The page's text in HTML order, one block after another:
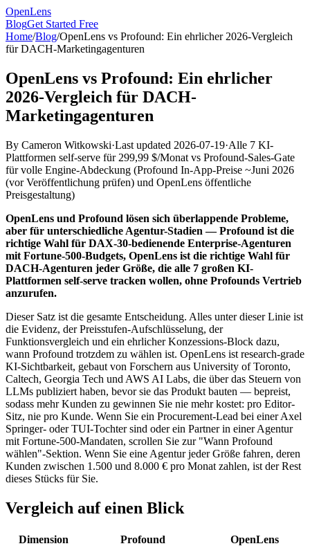
OpenLens
BlogGet Started Free
Home/Blog/OpenLens vs Profound: Ein ehrlicher 2026-Vergleich
für DACH-Marketingagenturen
OpenLens vs Profound: Ein ehrlicher
2026-Vergleich für DACH-
Marketingagenturen
By Cameron Witkowski·Last updated 2026-07-19·Alle 7 KI-
Plattformen self-serve für 299,99 $/Monat vs Profound-Sales-Gate
für volle Engine-Abdeckung (Profound In-App-Preise ~Juni 2026
(vor Veröffentlichung prüfen) und OpenLens öffentliche
Preisgestaltung)
OpenLens und Profound lösen sich überlappende Probleme,
aber für unterschiedliche Agentur-Stadien — Profound ist die
richtige Wahl für DAX-30-bedienende Enterprise-Agenturen
mit Fortune-500-Budgets, OpenLens ist die richtige Wahl für
DACH-Agenturen jeder Größe, die alle 7 großen KI-
Plattformen self-serve tracken wollen, ohne Profounds Vertrieb
anzurufen.
Dieser Satz ist die gesamte Entscheidung. Alles unter dieser Linie ist
die Evidenz, der Preisstufen-Aufschlüsselung, der
Funktionsvergleich und ein ehrlicher Konzessions-Block dazu,
wann Profound trotzdem zu wählen ist. OpenLens ist research-grade
KI-Sichtbarkeit, gebaut von Forschern aus University of Toronto,
Caltech, Georgia Tech und AWS AI Labs, die über das Steuern von
LLMs publiziert haben, bevor sie das Produkt bauten — bepreist,
sodass mehr Kunden zu gewinnen Sie nie mehr kostet: pro Editor-
Sitz, nie pro Kunde. Wenn Sie ein Procurement-Lead bei einer Axel
Springer- oder TUI-Tochter sind oder ein Partner in einer Agentur
mit Fortune-500-Mandaten, scrollen Sie zur "Wann Profound
wählen"-Sektion. Wenn Sie eine Agentur jeder Größe fahren, deren
Kunden zwischen 1.500 und 8.000 € pro Monat zahlen, ist der Rest
dieses Stücks für Sie.
Vergleich auf einen Blick
Dimension Profound OpenLens